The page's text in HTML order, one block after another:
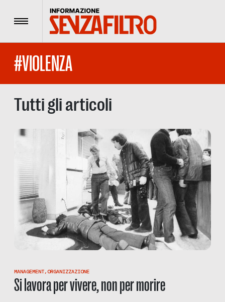
Menu
#VIOLENZA
Tutti gli articoli
MANAGEMENT,ORGANIZZAZIONE
Si lavora per vivere, non per morire